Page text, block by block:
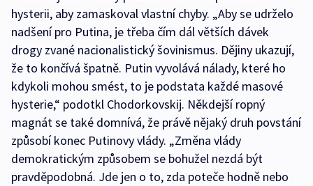
hysterii, aby zamaskoval vlastní chyby. „Aby se udrželo
nadšení pro Putina, je třeba čím dál větších dávek
drogy zvané nacionalistický šovinismus. Dějiny ukazují,
že to končívá špatně. Putin vyvolává nálady, které ho
kdykoli mohou smést, to je podstata každé masové
hysterie,“ podotkl Chodorkovskij. Někdejší ropný
magnát se také domnívá, že právě nějaký druh povstání
způsobí konec Putinovy vlády. „Změna vlády
demokratickým způsobem se bohužel nezdá být
pravděpodobná. Jde jen o to, zda poteče hodně nebo